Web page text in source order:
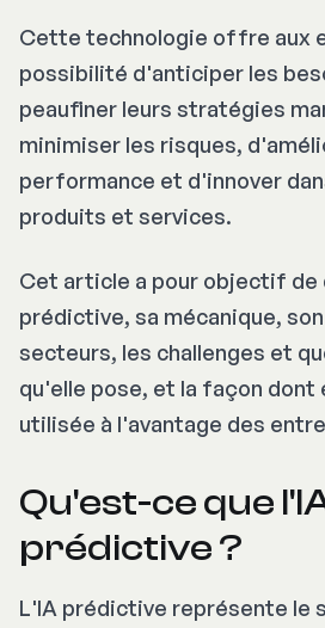
Cette technologie offre aux
possibilité d'anticiper les
peaufiner leurs stratégies
minimiser les risques,
performance et d'innover
produits et services.
Cet article a pour objectif de
prédictive, sa mécanique,
secteurs, les challenges et
qu'elle pose, et la façon dont
utilisée à l'avantage des
Qu'est-ce que
prédictive ?
L'IA prédictive représente le